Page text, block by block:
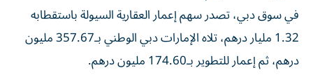
في سوق دبي، تصدر سهم إعمار العقارية السيولة باستقطابه
1.32 مليار درهم، تلاه الإمارات دبي الوطني بـ357.67 مليون
درهم، ثم إعمار للتطوير بـ174.60 مليون درهم.